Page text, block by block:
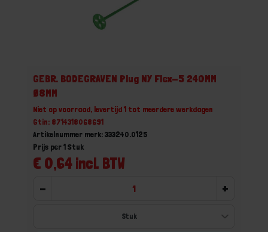
GEBR. BODEGRAVEN Plug NY Flex-5 240MM
Ø8MM
Niet op voorraad, levertijd 1 tot meerdere werkdagen
Gtin: 8714318068691
Artikelnummer merk: 333240.0125
€ 0,64 incl. BTW
Prijs per 1 Stuk
- +